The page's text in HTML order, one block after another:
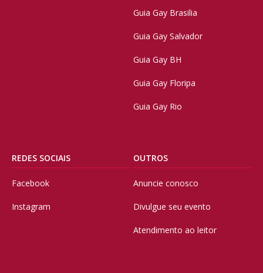
Guia Gay Brasilia
Guia Gay Salvador
Guia Gay BH
Guia Gay Floripa
Guia Gay Rio
REDES SOCIAIS
Facebook
Instagram
OUTROS
Anuncie conosco
Divulgue seu evento
Atendimento ao leitor